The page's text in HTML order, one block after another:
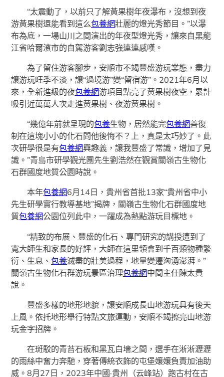
“太震動了，以前只了解黃果樹年夜瀑布，沒想到夜
游黃果樹還能看到這么包養網壯麗的燈光秀節目。”以瀑
布為底，一場山川之間演出的年夜型燈光秀，讓來自黑龍
江省哈爾濱市的自駕游客劉志強連連感嘆。
為了留住游客腳步，安順市不竭豐盛游玩業態，盡力
讓游玩旺季不淡，讓“過境游”變“留宿游”。2021年6月以
來，全新進級的夜包養網游項目點亮了黃果樹夜空，累計
吸引近萬萬人次走進黃果樹、夜游黃果樹。
“幾億年前就呈現的包養生物，居然能完包養網善復
制在這塊小小的化石問他後悔不？上，真是太巧妙了。此
次研學很是有包養網興趣義，讓我豐盛了常識，增加了見
識。”青島市研學觀光團先生劉浩然在觀賞關嶺古生物化
石群國度地質公園時說。
本年包養網6月14日，貴州省首批13家“貴州省中小
先生研學實行教導基地”揭牌，關嶺古生物化石群國度地
質包養網公園位列此中，一躍成為熱點游玩目標地。
“精致的布展、豐盛的化石、專門研究的講授遭到了
寬大師生和家長的好評，大師在這里領會到千百類物種繁
衍、生息、包養滅盡的壯美過程，地量變遷洶湧澎湃。”
關嶺古生物化石群游玩景區治理包養網中間主任陳太貴
說。
豐盛多樣的地形地貌，讓安順成長山地游玩具有後天
上風。依托地形舉行特點文旅運動，安順不竭擦亮山地游
玩金字招牌。
在斑駁的青苔石板和黑瓦白墻之間，選手在淅淅瀝瀝
的雨絲中奮力奔馳，穿著傳統衣飾的屯堡孃孃負責加油助
威。8月27日，2023年中國·貴州（云峰站）跑古村在古